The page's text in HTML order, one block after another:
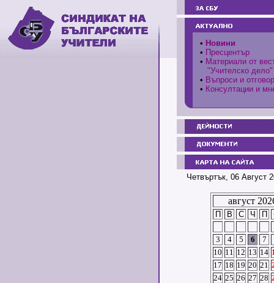
• Новини
• Пресцентър
• Материали от
"Учителско дело"
• Въпроси и
• Консултации и
Четвъртък, 06 Август
август
П В С Ч П
3
4 5 6 7
10 11 12 13 14
17 18 19 20 21
24 25 26 27 28